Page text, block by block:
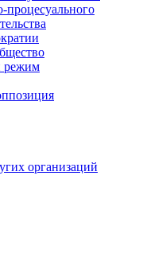
процесуального
режим
организаций